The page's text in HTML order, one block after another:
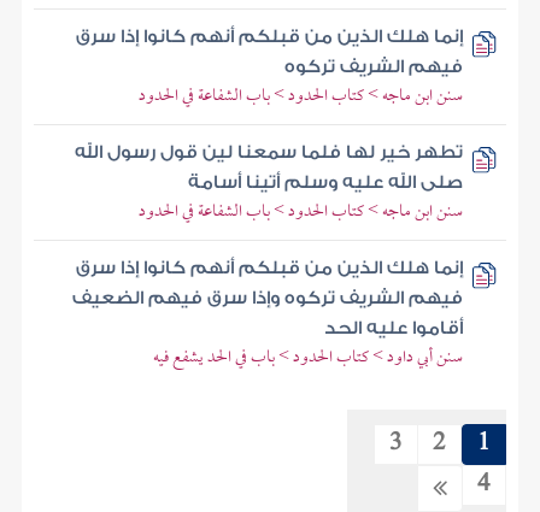
إنما هلك الذين من قبلكم أنهم كانوا إذا سرق
فيهم الشريف تركوه
سنن ابن ماجه > كتاب الحدود > باب الشفاعة في الحدود
تطهر خير لها فلما سمعنا لين قول رسول الله
صلى الله عليه وسلم أتينا أسامة
سنن ابن ماجه > كتاب الحدود > باب الشفاعة في الحدود
إنما هلك الذين من قبلكم أنهم كانوا إذا سرق
فيهم الشريف تركوه وإذا سرق فيهم الضعيف
أقاموا عليه الحد
سنن أبي داود > كتاب الحدود > باب في الحد يشفع فيه
1
2
3
4